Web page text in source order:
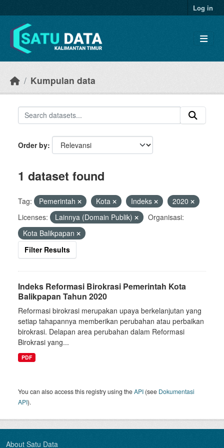
Log in
Kumpulan data
Order by
1 dataset found
Tag: Pemerintah Kota Indeks
2020
Licenses:
Lainnya (Domain Publik)
Organisasi:
Kota Balikpapan
Filter Results
Indeks Reformasi Birokrasi Pemerintah Kota
Balikpapan Tahun 2020
Reformasi birokrasi merupakan upaya berkelanjutan yang
setiap tahapannya memberikan perubahan atau perbaikan
birokrasi. Delapan area perubahan dalam Reformasi
Birokrasi yang...
PDF
You can also access this registry using theAPI (see Dokumentasi
API).
About Satu Data